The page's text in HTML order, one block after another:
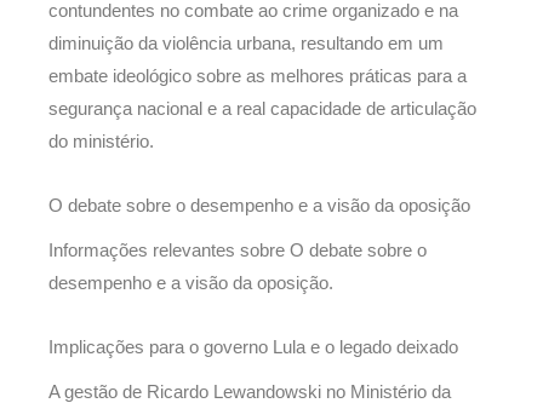
contundentes no combate ao crime organizado e na
diminuição da violência urbana, resultando em um
embate ideológico sobre as melhores práticas para a
segurança nacional e a real capacidade de articulação
do ministério.
O debate sobre o desempenho e a visão da oposição
Informações relevantes sobre O debate sobre o
desempenho e a visão da oposição.
Implicações para o governo Lula e o legado deixado
A gestão de Ricardo Lewandowski no Ministério da